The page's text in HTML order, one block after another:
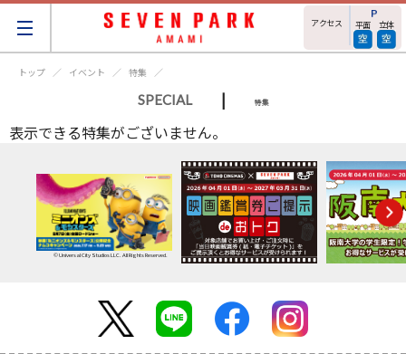
アクセス 平面 立体
トップ イベント 特集
SPECIAL | 特集
表示できる特集がございません。
© Universal City Studios LLC. All Rights Reserved.